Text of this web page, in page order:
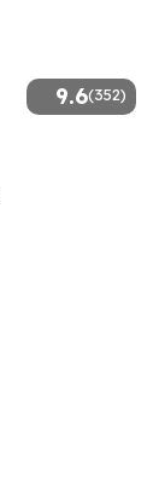
9.6(352)